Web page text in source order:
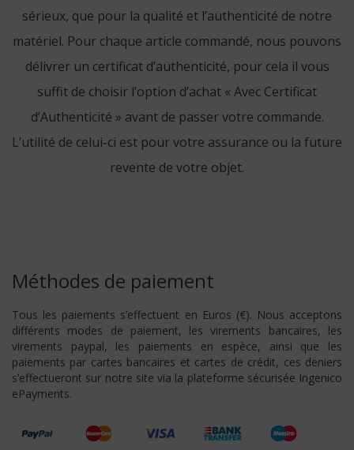
sérieux, que pour la qualité et l’authenticité de notre
matériel. Pour chaque article commandé, nous pouvons
délivrer un certificat d’authenticité, pour cela il vous
suffit de choisir l’option d’achat « Avec Certificat
d’Authenticité » avant de passer votre commande.
L’utilité de celui-ci est pour votre assurance ou la future
revente de votre objet.
Méthodes de paiement
Tous les paiements s’effectuent en Euros (€). Nous acceptons
différents modes de paiement, les virements bancaires, les
virements paypal, les paiements en espèce, ainsi que les
paiements par cartes bancaires et cartes de crédit, ces deniers
s’effectueront sur notre site via la plateforme sécurisée Ingenico
ePayments.